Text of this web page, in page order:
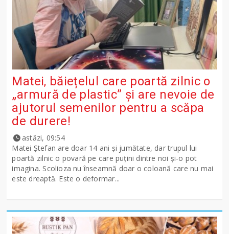
Matei, băiețelul care poartă zilnic o
„armură de plastic” și are nevoie de
ajutorul semenilor pentru a scăpa
de durere!
astăzi, 09:54
Matei Ștefan are doar 14 ani și jumătate, dar trupul lui
poartă zilnic o povară pe care puțini dintre noi și-o pot
imagina. Scolioza nu înseamnă doar o coloană care nu mai
este dreaptă. Este o deformar...